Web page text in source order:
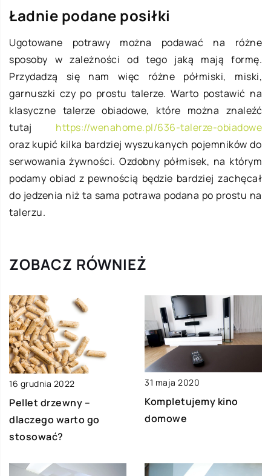
Ładnie podane posiłki
Ugotowane potrawy można podawać na różne
sposoby w zależności od tego jaką mają formę.
Przydadzą się nam więc różne półmiski, miski,
garnuszki czy po prostu talerze. Warto postawić na
klasyczne talerze obiadowe, które można znaleźć
tutaj https://wenahome.pl/636-talerze-obiadowe
oraz kupić kilka bardziej wyszukanych pojemników do
serwowania żywności. Ozdobny półmisek, na którym
podamy obiad z pewnością będzie bardziej zachęcał
do jedzenia niż ta sama potrawa podana po prostu na
talerzu.
ZOBACZ RÓWNIEŻ
16 grudnia 2022
Pellet drzewny –
dlaczego warto go
stosować?
31 maja 2020
Kompletujemy kino
domowe